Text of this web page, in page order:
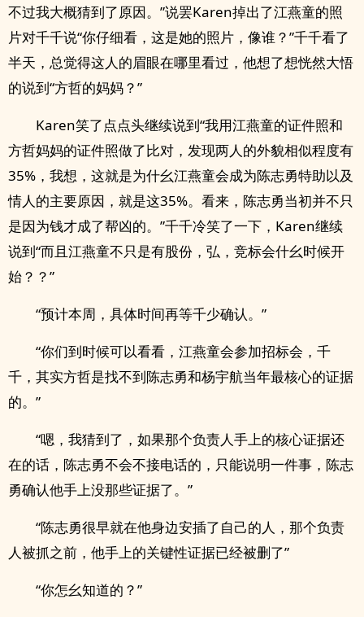
不过我大概猜到了原因。”说罢Karen掉出了江燕童的照
片对千千说“你仔细看，这是她的照片，像谁？”千千看了
半天，总觉得这人的眉眼在哪里看过，他想了想恍然大悟
的说到“方哲的妈妈？”
Karen笑了点点头继续说到“我用江燕童的证件照和
方哲妈妈的证件照做了比对，发现两人的外貌相似程度有
35%，我想，这就是为什幺江燕童会成为陈志勇特助以及
情人的主要原因，就是这35%。看来，陈志勇当初并不只
是因为钱才成了帮凶的。”千千冷笑了一下，Karen继续
说到“而且江燕童不只是有股份，弘，竞标会什幺时候开
始？？”
“预计本周，具体时间再等千少确认。”
“你们到时候可以看看，江燕童会参加招标会，千
千，其实方哲是找不到陈志勇和杨宇航当年最核心的证据
的。”
“嗯，我猜到了，如果那个负责人手上的核心证据还
在的话，陈志勇不会不接电话的，只能说明一件事，陈志
勇确认他手上没那些证据了。”
“陈志勇很早就在他身边安插了自己的人，那个负责
人被抓之前，他手上的关键性证据已经被删了”
“你怎幺知道的？”